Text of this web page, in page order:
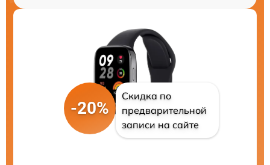
-20%
Скидка по
предварительной
записи на сайте